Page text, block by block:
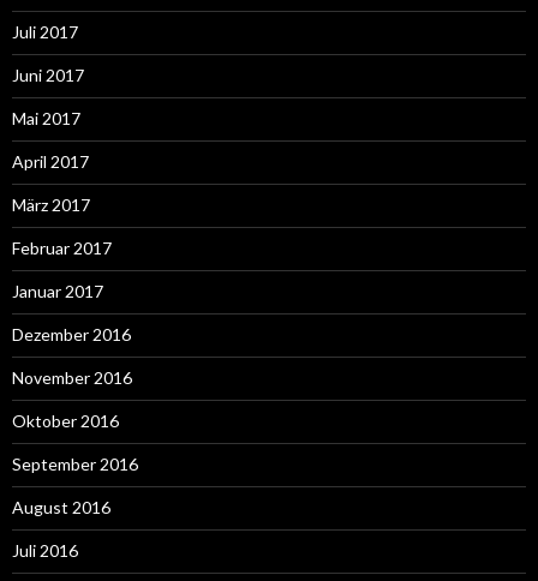
Juli 2017
Juni 2017
Mai 2017
April 2017
März 2017
Februar 2017
Januar 2017
Dezember 2016
November 2016
Oktober 2016
September 2016
August 2016
Juli 2016